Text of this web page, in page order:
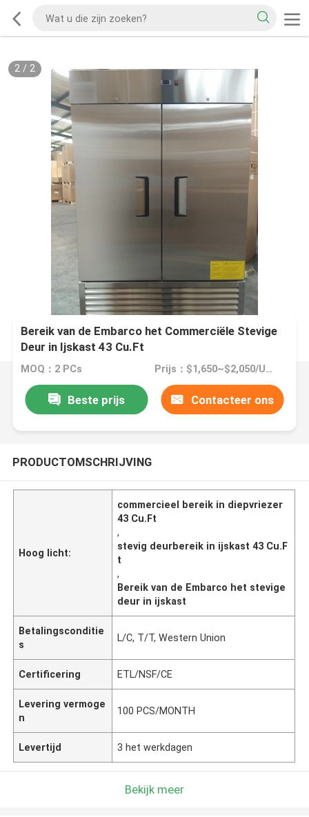
2/ 2
Bereik van de Embarco het Commerciële Stevige
Deur in Ijskast 43 Cu.Ft
MOQ：2 PCs Prijs：$1,650~$2,050/UNIT
Beste prijs Contacteer ons
PRODUCTOMSCHRIJVING
Hoog licht:
commercieel bereik in diepvriezer
43 Cu.Ft
,
stevig deurbereik in ijskast 43 Cu.F
t
,
Bereik van de Embarco het stevige
deur in ijskast
Betalingsconditie
s
L/C, T/T, Western Union
Certificering ETL/NSF/CE
Levering vermoge
n
100 PCS/MONTH
Levertijd 3 het werkdagen
Bekijk meer